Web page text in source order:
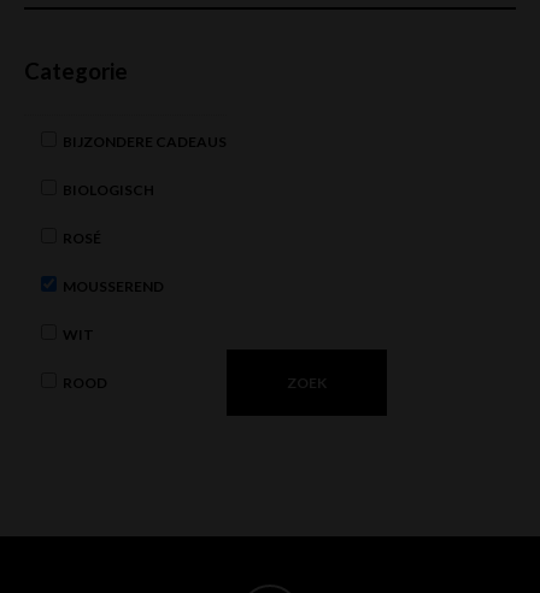
Categorie
BIJZONDERE CADEAUS
BIOLOGISCH
ROSÉ
MOUSSEREND
WIT
ROOD